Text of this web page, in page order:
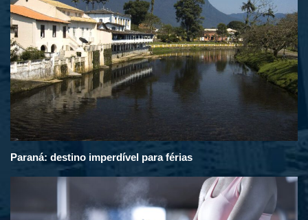
Paraná: destino imperdível para férias